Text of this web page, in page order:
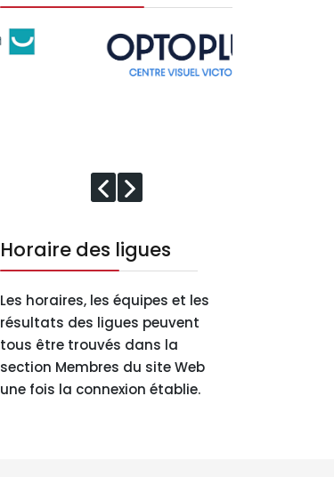
Horaire des ligues
Les horaires, les équipes et les
résultats des ligues peuvent
tous être trouvés dans la
section Membres du site Web
une fois la connexion établie.